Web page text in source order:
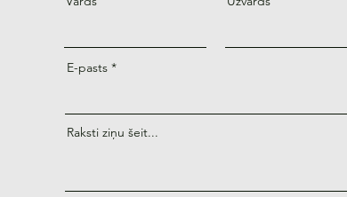
E-pasts
Raksti ziņu šeit...